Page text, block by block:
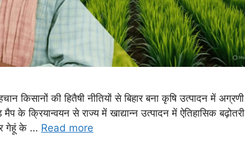
किसानों की हितैषी नीतियों से बिहार बना कृषि उत्पादन में अग्रणी
के क्रियान्वयन से राज्य में खाद्यान्न उत्पादन में ऐतिहासिक बढ़ोतरी
गेहूं के … Read more